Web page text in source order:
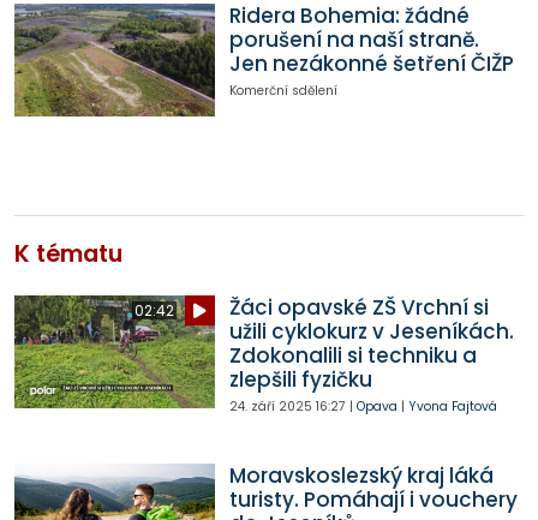
Ridera Bohemia: žádné
porušení na naší straně.
Jen nezákonné šetření ČIŽP
Komerční sdělení
K tématu
02:42
Žáci opavské ZŠ Vrchní si
užili cyklokurz v Jeseníkách.
Zdokonalili si techniku a
zlepšili fyzičku
24. září 2025 16:27 | Opava | Yvona Fajtová
Moravskoslezský kraj láká
turisty. Pomáhají i vouchery